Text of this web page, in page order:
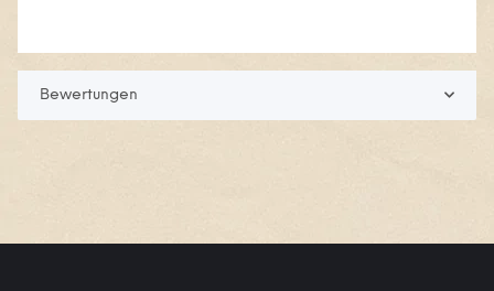
Bewertungen